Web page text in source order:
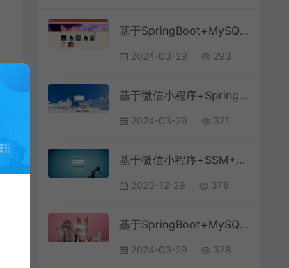
基于SpringBoot+MySQL+Vue.js的网络音乐系统(附论文)
2024-03-29 293
基于微信小程序+SpringBoot+MySQL的题库刷题小程序(附论文)
2024-03-29 371
基于微信小程序+SSM+MySQL的高校体育馆管理小程序(附论文)
2023-12-29 378
基于SpringBoot+MySQL+Vue.js的宠物综合服务系统(附论文)
2024-03-29 378